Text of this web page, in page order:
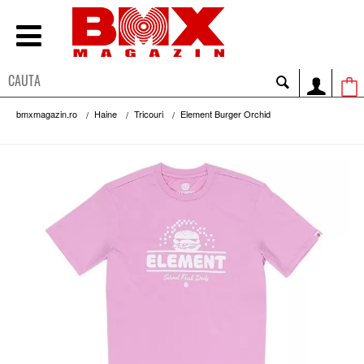
bmxmagazin.ro Haine Tricouri Element Burger Orchid